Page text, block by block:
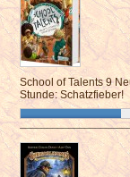
School of Talents 9
Stunde: Schatzfieber!